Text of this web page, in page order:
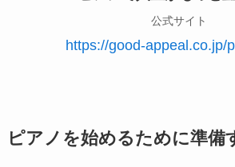
公式サイト
https://good-appeal.co.jp/
ピアノを始めるために準備